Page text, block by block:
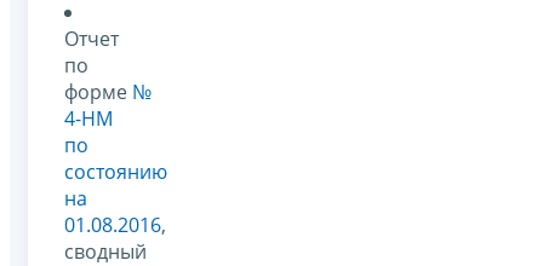
Отчет
по
форме №
4-НМ
по
состоянию
на
01.08.2016,
сводный